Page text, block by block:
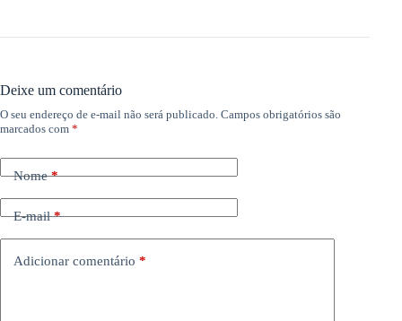
Deixe um comentário
O seu endereço de e-mail não será publicado. Campos obrigatórios são
marcados com *
Nome*
E-mail*
Adicionar comentário *